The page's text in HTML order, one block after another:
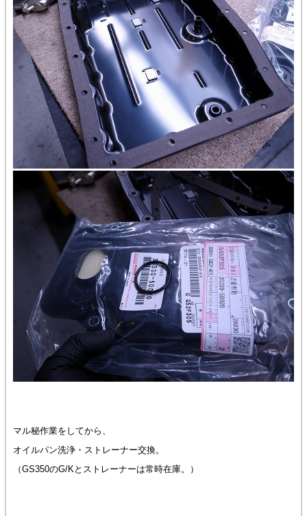
マル秘作業をしてから、
オイルパン洗浄・ストレーナー交換。
（GS350のG/Kとストレーナーは常時在庫。）